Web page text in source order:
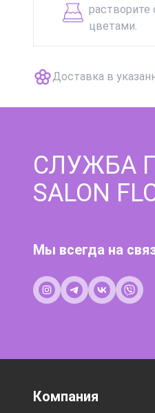
растворите
цветами.
Доставка в
СЛУЖБА
SALON
Мы всегда на
Компания